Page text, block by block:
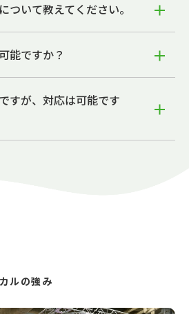
ついて教えてください。
能ですか？
すが、対応は可能です
ルの強み